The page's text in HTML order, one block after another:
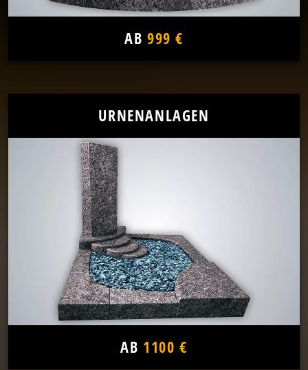
AB 999 €
URNENANLAGEN
AB 1100 €